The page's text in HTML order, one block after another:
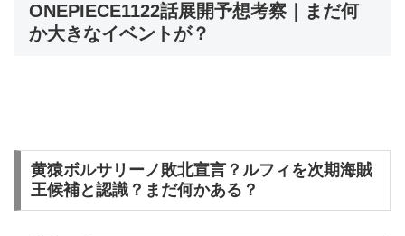
ONEPIECE1122話展開予想考察｜まだ何
か大きなイベントが？
黄猿ボルサリーノ敗北宣言？ルフィを次期海賊
王候補と認識？まだ何かある？